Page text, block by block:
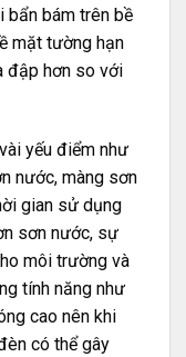
bẩn bám trên bề
mặt tường hạn
đập hơn so với
yếu điểm như
nước, màng sơn
gian sử dụng
sơn nước, sự
môi trường và
tính năng như
cao nên khi
có thể gây